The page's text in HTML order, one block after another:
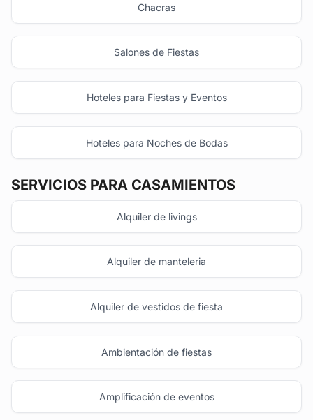
Chacras
Salones de Fiestas
Hoteles para Fiestas y Eventos
Hoteles para Noches de Bodas
SERVICIOS PARA CASAMIENTOS
Alquiler de livings
Alquiler de manteleria
Alquiler de vestidos de fiesta
Ambientación de fiestas
Amplificación de eventos